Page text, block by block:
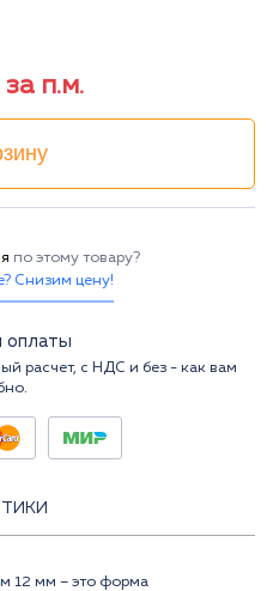
п.м.
по этому товару?
Снизим цену!
оплаты
расчет, с НДС и без - как вам
12 мм – это форма